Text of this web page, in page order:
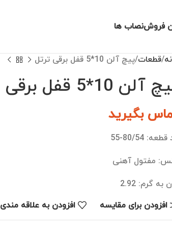
فروشنصاب ها
قطعات پیچ آلن 10*5 قفل برقی ترتل
10*5 قفل برقی ترتل
بگیرید
80/54-55
مفتول آهنی
به گرم: 2.92
افزودن برای مقایسه
افزودن به علاقه مندی